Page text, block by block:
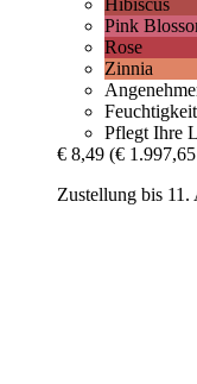
Hibiscus
Pink
Rose
Zinnia
Pflegt Ihre
€ 8,49 (€
Zustellung bis 11.